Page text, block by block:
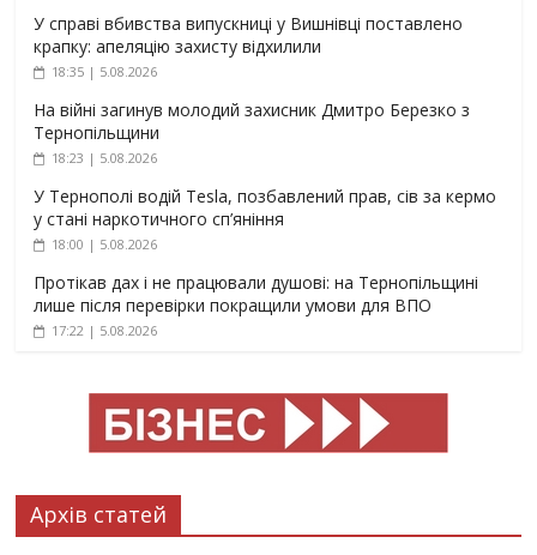
У справі вбивства випускниці у Вишнівці поставлено
крапку: апеляцію захисту відхилили
18:35 | 5.08.2026
На війні загинув молодий захисник Дмитро Березко з
Тернопільщини
18:23 | 5.08.2026
У Тернополі водій Tesla, позбавлений прав, сів за кермо
у стані наркотичного сп’яніння
18:00 | 5.08.2026
Протікав дах і не працювали душові: на Тернопільщині
лише після перевірки покращили умови для ВПО
17:22 | 5.08.2026
Архів статей